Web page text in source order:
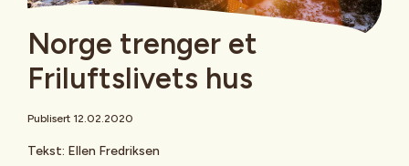
Norge trenger et
Friluftslivets hus
Publisert 12.02.2020
Tekst: Ellen Fredriksen